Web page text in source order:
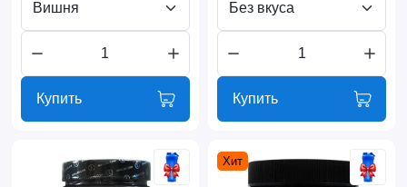
Вишня
Купить
Без вкуса
Купить
Хит